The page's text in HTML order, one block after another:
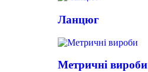
Ланцюг
Метричні вироби